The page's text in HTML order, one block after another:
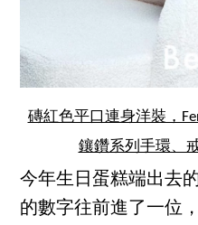
磚紅色平口連身洋裝，
鑲鑽系列手環、
今年生日蛋糕端出去
的數字往前進了一位